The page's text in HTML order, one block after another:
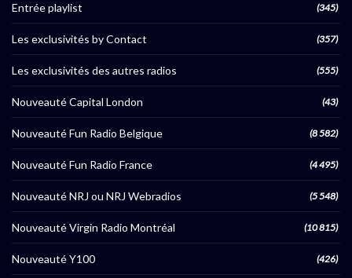
Entrée playlist (345)
Les exclusivités by Contact (357)
Les exclusivités des autres radios (555)
Nouveauté Capital London (43)
Nouveauté Fun Radio Belgique (8 582)
Nouveauté Fun Radio France (4 495)
Nouveauté NRJ ou NRJ Webradios (5 548)
Nouveauté Virgin Radio Montréal (10 815)
Nouveauté Y100 (426)